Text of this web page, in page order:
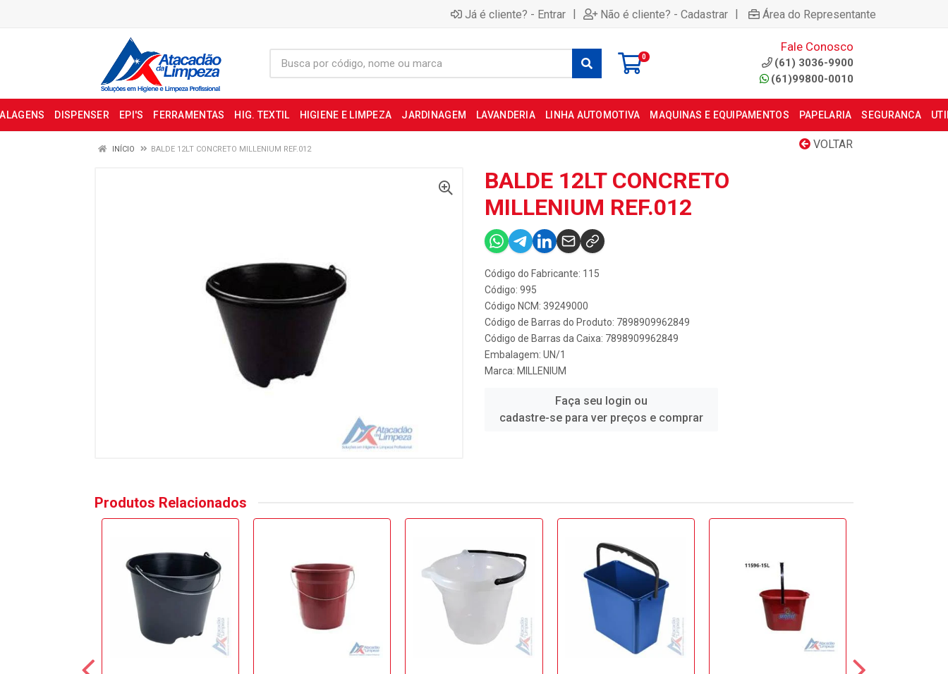
Já é cliente? - Entrar | Não é cliente? - Cadastrar | Área do Representante
0
Fale Conosco
(61) 3036-9900
(61)99800-0010
DISPENSER EPI'S FERRAMENTAS HIG. TEXTIL HIGIENE E LIMPEZA JARDINAGEM LAVANDERIA LINHA AUTOMOTIVA MAQUINAS E EQUIPAMENTOS PAPELARIA SEGURANCA
VOLTAR
INÍCIO BALDE 12LT CONCRETO MILLENIUM REF.012
BALDE 12LT CONCRETO
MILLENIUM REF.012
Código do Fabricante: 115
Código: 995
Código NCM: 39249000
Código de Barras do Produto: 7898909962849
Código de Barras da Caixa: 7898909962849
Embalagem: UN/1
Marca: MILLENIUM
Faça seu login ou
cadastre-se para ver preços e comprar
Produtos Relacionados